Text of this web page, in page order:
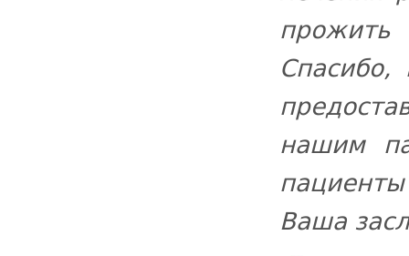
нашим
Ваша